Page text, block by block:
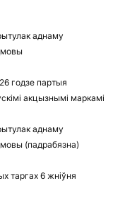
аднаму
годзе партыя
акцызнымі маркамі
аднаму
(падрабязна)
таргах 6 жніўня